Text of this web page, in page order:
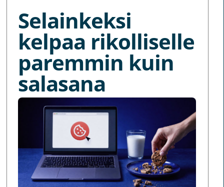
Selainkeksi
kelpaa rikolliselle
paremmin kuin
salasana